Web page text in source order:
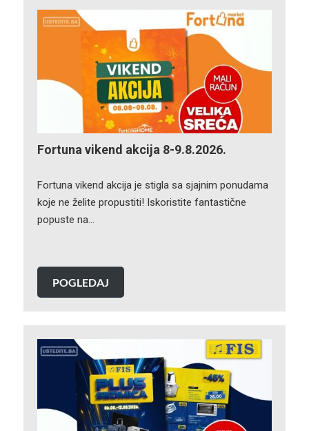
Fortuna vikend akcija 8-9.8.2026.
Fortuna vikend akcija je stigla sa sjajnim ponudama
koje ne želite propustiti! Iskoristite fantastične
popuste na…
POGLEDAJ